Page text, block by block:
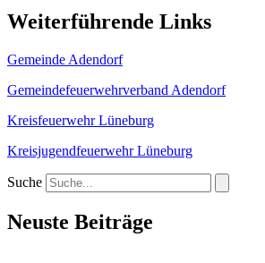
Weiterführende Links
Gemeinde Adendorf
Gemeindefeuerwehrverband Adendorf
Kreisfeuerwehr Lüneburg
Kreisjugendfeuerwehr Lüneburg
Suche
Neuste Beiträge